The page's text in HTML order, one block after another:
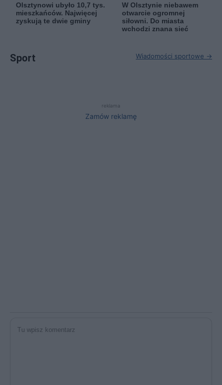
Olsztynowi ubyło 10,7 tys.
mieszkańców. Najwięcej
zyskują te dwie gminy
W Olsztynie niebawem
otwarcie ogromnej
siłowni. Do miasta
wchodzi znana sieć
Sport Wiadomości sportowe →
reklama
Zamów reklamę